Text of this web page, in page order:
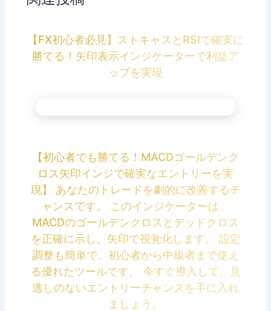
【FX初心者必見】ストキャスとRSIで確実に
勝てる！矢印表示インジケーターで利益ア
ップを実現
【初心者でも勝てる！MACDゴールデンク
ロス矢印インジで確実なエントリーを実
現】 あなたのトレードを劇的に改善するチ
ャンスです。 このインジケーターは、
MACDのゴールデンクロスとデッドクロス
を正確に示し、矢印で視覚化します。 設定
調整も簡単で、初心者から中級者まで使え
る優れたツールです。 今すぐ導入して、見
逃しのないエントリーチャンスを手に入れ
ましょう。